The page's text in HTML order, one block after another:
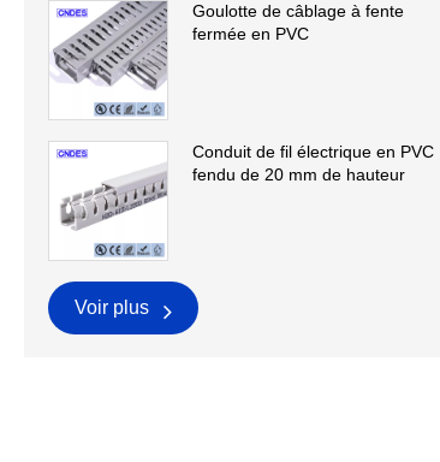
Goulotte de câblage à fente
fermée en PVC
Conduit de fil électrique en PVC
fendu de 20 mm de hauteur
Voir plus